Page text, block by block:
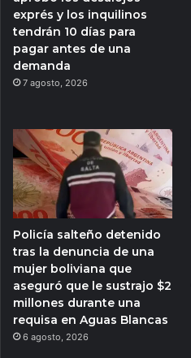
exprés y los inquilinos
tendrán 10 días para
pagar antes de una
demanda
7 agosto, 2026
Policía salteño detenido
tras la denuncia de una
mujer boliviana que
aseguró que le sustrajo $2
millones durante una
requisa en Aguas Blancas
6 agosto, 2026